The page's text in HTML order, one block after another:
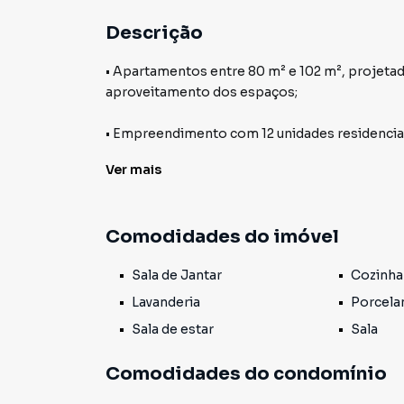
Descrição
• Apartamentos entre 80 m² e 102 m²,
aproveitamento dos espaços;
• Empreendimento com 12 unidades
• Elevador moderno, proporcionando
• Portões automatizados na garagem e na
• Vagas de garagem privativas, garantindo
• Ambientes amplos, bem ventilados e com
sensação de bem-estar;
Ver mais
Comodidades do imóvel
Sala de Jantar Cozinha
Lavanderia
Sala de estar
Sala
Comodidades do condomínio